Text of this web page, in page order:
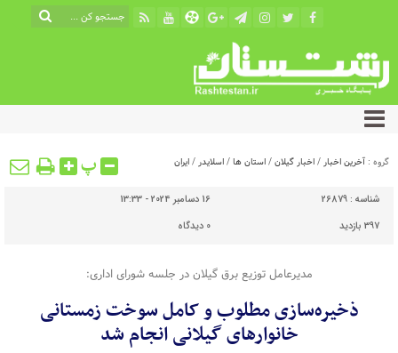
گروه : آخرین اخبار/اخبار گیلان/استان ها/اسلایدر/ایران پ
شناسه : 26879
16 دسامبر 2024 - 13:33
397 بازدید
0 دیدگاه
مدیرعامل توزیع برق گیلان در جلسه شورای اداری:
ذخیره‌سازی مطلوب و کامل سوخت زمستانی
خانوارهای گیلانی انجام شد